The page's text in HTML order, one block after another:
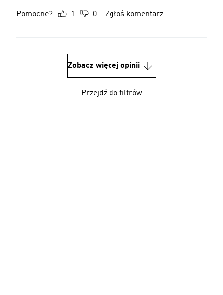
Pomocne? 1 0 Zgłoś komentarz
Zobacz więcej opinii
Przejdź do filtrów